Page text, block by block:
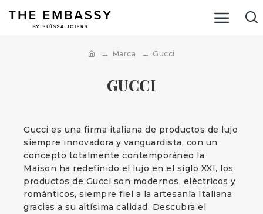
Marca Gucci
GUCCI
Gucci es una firma italiana de productos de lujo
siempre innovadora y vanguardista, con un
concepto totalmente contemporáneo la
Maison ha redefinido el lujo en el siglo XXI, los
productos de Gucci son modernos, eléctricos y
románticos, siempre fiel a la artesanía Italiana
gracias a su altísima calidad. Descubra el